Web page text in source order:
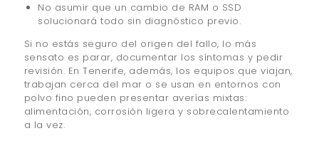
No asumir que un cambio de RAM o SSD
solucionará todo sin diagnóstico previo.
Si no estás seguro del origen del fallo, lo más
sensato es parar, documentar los síntomas y pedir
revisión. En Tenerife, además, los equipos que viajan,
trabajan cerca del mar o se usan en entornos con
polvo fino pueden presentar averías mixtas:
alimentación, corrosión ligera y sobrecalentamiento
a la vez.